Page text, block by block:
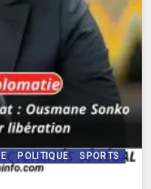
POLITIQUE SPORTS